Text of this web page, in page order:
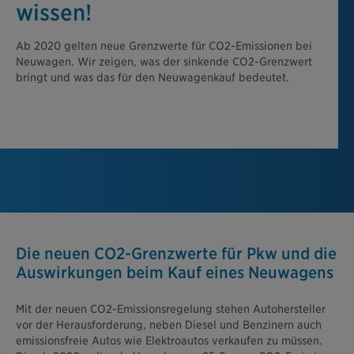
wissen!
Ab 2020 gelten neue Grenzwerte für CO2-Emissionen bei
Neuwagen. Wir zeigen, was der sinkende CO2-Grenzwert
bringt und was das für den Neuwagenkauf bedeutet.
Die neuen CO2-Grenzwerte für Pkw und die
Auswirkungen beim Kauf eines Neuwagens
Mit der neuen CO2-Emissionsregelung stehen Autohersteller
vor der Herausforderung, neben Diesel und Benzinern auch
emissionsfreie Autos wie Elektroautos verkaufen zu müssen.